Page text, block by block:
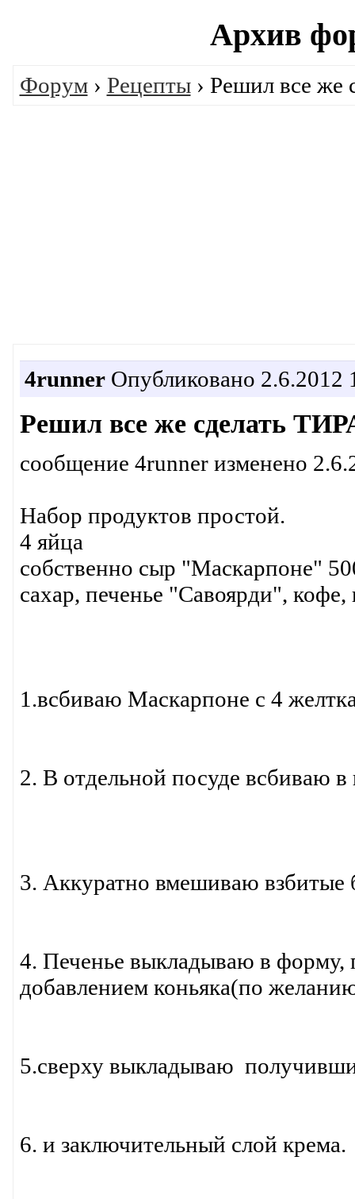
Архив
Форум› Рецепты› Решил все же
4runnerОпубликовано 2.6.2012
Решил все же сделать
сообщение 4runner изменено
Набор продуктов простой.
4 яйца
собственно сыр "Маскарпоне"
сахар, печенье "Савоярди",
1.всбиваю Маскарпоне с 4
2. В отдельной посуде всбиваю
3. Аккуратно вмешиваю взбитые
4. Печенье выкладываю в форму,
добавлением коньяка(по
5.сверху выкладываю
6. и заключительный слой крема.